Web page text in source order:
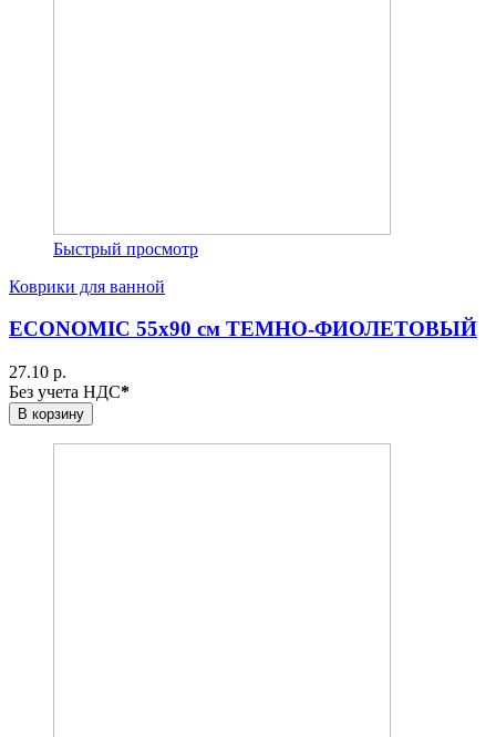
Быстрый просмотр
Коврики для ванной
ECONOMIC 55х90 см ТЕМНО-ФИОЛЕТОВЫЙ
27.10 р.
Без учета НДС*
В корзину